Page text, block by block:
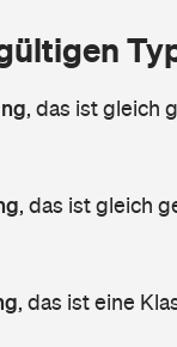
, das ist gleich
, das ist gleich
, das ist eine